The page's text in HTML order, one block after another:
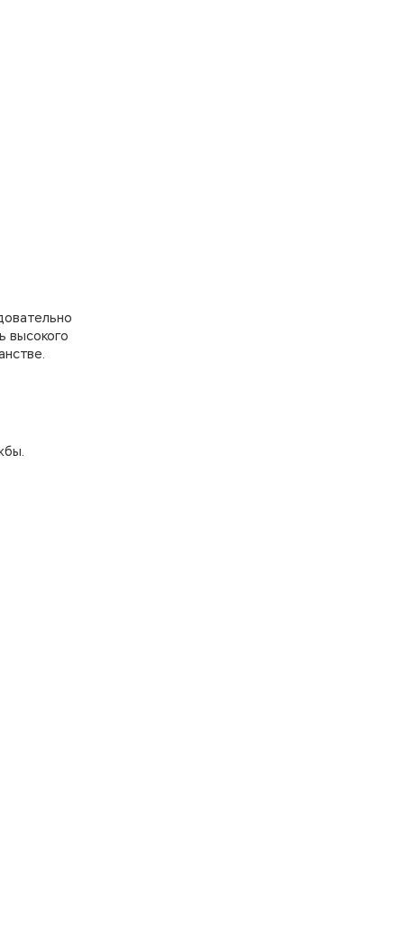
высокого